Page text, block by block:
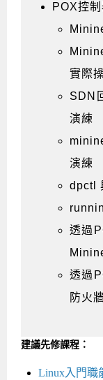
POX控
實際
SDN
演練
演練
dpctl
透過
透過
防火
建議先修課程：
Linux入門職